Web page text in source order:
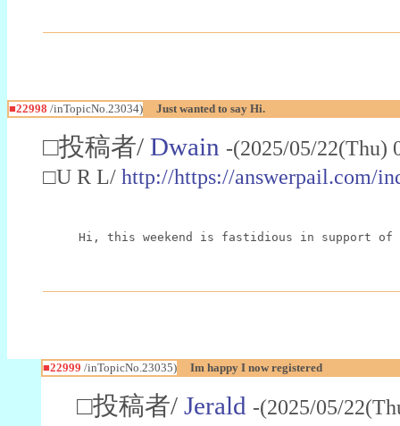
■22998 /inTopicNo.23034) Just wanted to say Hi.
□投稿者/ Dwain -(2025/05/
□U R L/ http://https://answerpail.com/
Hi, this weekend is fastidious in support of
■22999 /inTopicNo.23035) Im happy I now registered
□投稿者/ Jerald -(2025/05/